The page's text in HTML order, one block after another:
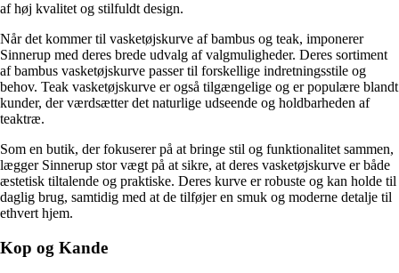
af høj kvalitet og stilfuldt design.
Når det kommer til vasketøjskurve af bambus og teak, imponerer
Sinnerup med deres brede udvalg af valgmuligheder. Deres sortiment
af bambus vasketøjskurve passer til forskellige indretningsstile og
behov. Teak vasketøjskurve er også tilgængelige og er populære blandt
kunder, der værdsætter det naturlige udseende og holdbarheden af
teaktræ.
Som en butik, der fokuserer på at bringe stil og funktionalitet sammen,
lægger Sinnerup stor vægt på at sikre, at deres vasketøjskurve er både
æstetisk tiltalende og praktiske. Deres kurve er robuste og kan holde til
daglig brug, samtidig med at de tilføjer en smuk og moderne detalje til
ethvert hjem.
Kop og Kande